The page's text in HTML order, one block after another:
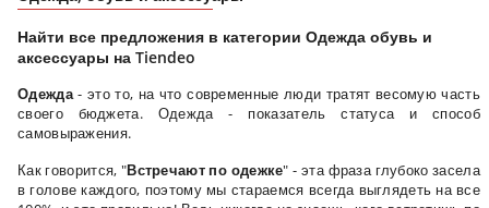
Найти все предложения в категории Одежда обувь и
аксессуары на Tiendeo
Одежда- это то, на что современные люди тратят весомую часть
своего бюджета. Одежда - показатель статуса и способ
самовыражения.
Как говорится, "Встречают по одежке" - эта фраза глубоко засела
в голове каждого, поэтому мы стараемся всегда выглядеть на все